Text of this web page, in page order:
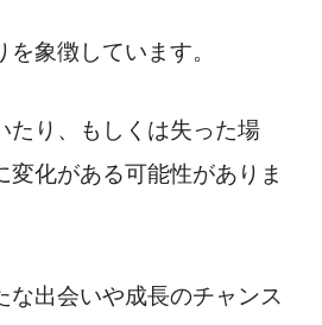
象徴しています。
たり、もしくは失った場
変化がある可能性がありま
な出会いや成長のチャンス